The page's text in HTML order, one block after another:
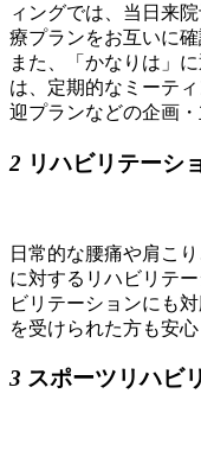
ィングでは、当⽇来
療プランをお互いに確
また、「かなりは」
は、定期的なミーテ
迎プランなどの企画
2 リハビリテーシ
日常的な腰痛や肩こ
に対するリハビリテ
ビリテーションにも
を受けられた方も安
3 スポーツリハビリ